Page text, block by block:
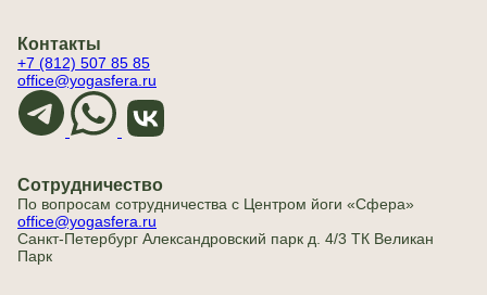
Сотрудничество
По вопросам сотрудничества с Центром йоги «Сфера»
office@yogasfera.ru
Санкт-Петербург Александровский парк д. 4/3 ТК Великан
Парк
Контакты
+7 (812) 507 85 85
office@yogasfera.ru